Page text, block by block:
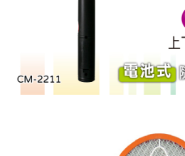
３．未成年的使用者請事先徵得法定代理人
「AFTEE先享後付」，若未經同意申辦者引
４．使用「AFTEE先享後付」時，將依據
時審查核予不同之上限額度；若仍有額度不